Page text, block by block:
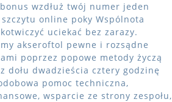
wzdłuż twój numer jeden
online poky Wspólnota
uciekać bez zarazy.
akseroftol pewne i rozsądne
poprzez popowe metody życzą
dołu dwadzieścia cztery godzinę
pomoc techniczna,
wsparcie ze strony zespołu,